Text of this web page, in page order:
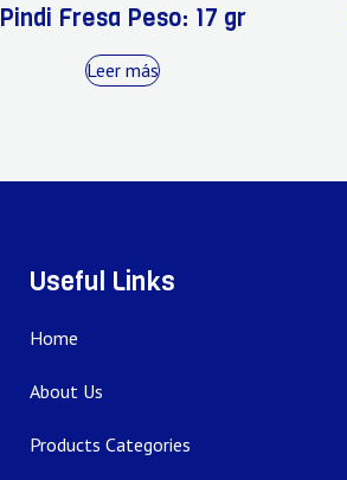
Pindi Fresa Peso: 17 gr
Leer más
Useful Links
Home
About Us
Products Categories